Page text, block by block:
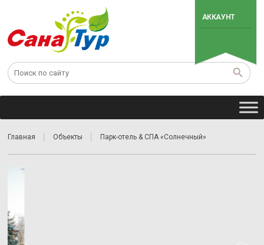
АККАУНТ
Главная Объекты Парк-отель & СПА «Солнечный»